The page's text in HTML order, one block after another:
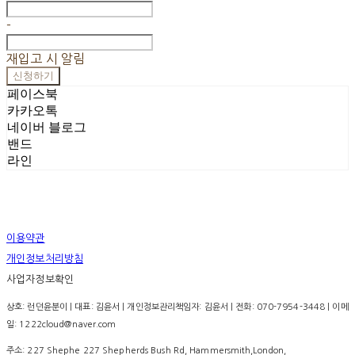
-
재입고 시 알림
신청하기
페이스북
카카오톡
네이버 블로그
밴드
라인
이용약관
개인정보처리방침
사업자정보확인
상호: 런던윤분이 | 대표: 김윤서 | 개인정보관리책임자: 김윤서 | 전화: 070-7954-3448 | 이메
일: 1222cloud@naver.com
주소: 227 Shephe 227 Shepherds Bush Rd, Hammersmith,London,